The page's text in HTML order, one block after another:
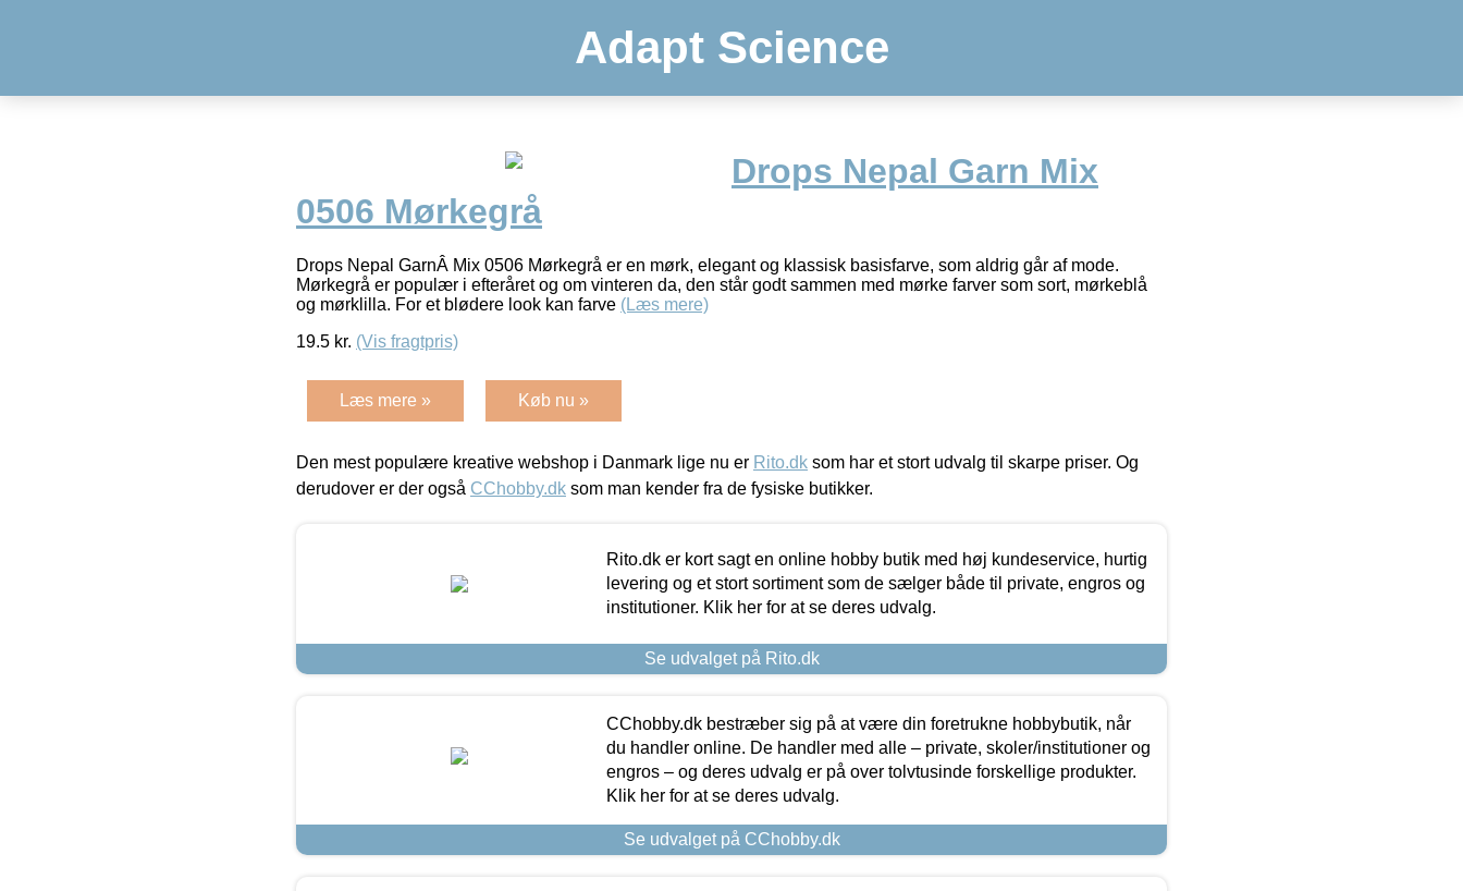
Adapt Science
Drops Nepal Garn Mix
0506 Mørkegrå
Drops Nepal GarnÂ Mix 0506 Mørkegrå er en mørk, elegant og klassisk basisfarve, som aldrig går af mode.
Mørkegrå er populær i efteråret og om vinteren da, den står godt sammen med mørke farver som sort, mørkeblå
og mørklilla. For et blødere look kan farve (Læs mere)
19.5 kr. (Vis fragtpris)
Læs mere » Køb nu »
Den mest populære kreative webshop i Danmark lige nu er Rito.dk som har et stort udvalg til skarpe priser. Og
derudover er der også CChobby.dk som man kender fra de fysiske butikker.
Rito.dk er kort sagt en online hobby butik med høj kundeservice, hurtig
levering og et stort sortiment som de sælger både til private, engros og
institutioner. Klik her for at se deres udvalg.
Se udvalget på Rito.dk
CChobby.dk bestræber sig på at være din foretrukne hobbybutik, når
du handler online. De handler med alle – private, skoler/institutioner og
engros – og deres udvalg er på over tolvtusinde forskellige produkter.
Klik her for at se deres udvalg.
Se udvalget på CChobby.dk